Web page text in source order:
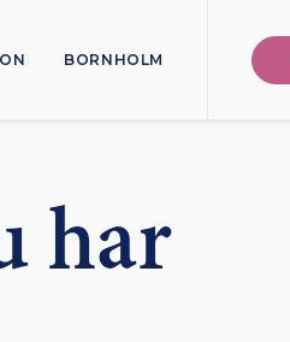
BORNHOLM
har